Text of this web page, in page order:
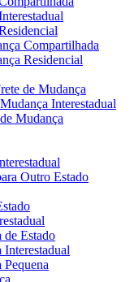
Compartilhada
Residencial
de Mudança
Interestadual
Mudança
Outro Estado
de Estado
Interestadual